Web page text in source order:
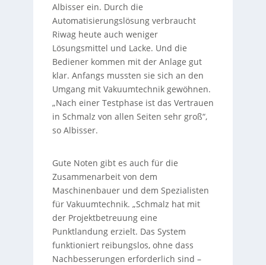
Albisser ein. Durch die
Automatisierungslösung verbraucht
Riwag heute auch weniger
Lösungsmittel und Lacke. Und die
Bediener kommen mit der Anlage gut
klar. Anfangs mussten sie sich an den
Umgang mit Vakuumtechnik gewöhnen.
„Nach einer Testphase ist das Vertrauen
in Schmalz von allen Seiten sehr groß“,
so Albisser.
Gute Noten gibt es auch für die
Zusammenarbeit von dem
Maschinenbauer und dem Spezialisten
für Vakuumtechnik. „Schmalz hat mit
der Projektbetreuung eine
Punktlandung erzielt. Das System
funktioniert reibungslos, ohne dass
Nachbesserungen erforderlich sind –